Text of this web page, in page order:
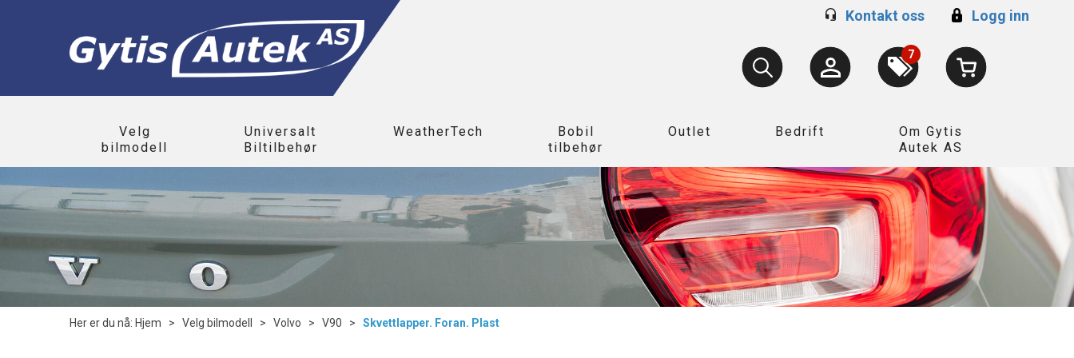
Kontakt oss Logg inn
7
Velg
bilmodell
Universalt
Biltilbehør
WeatherTech
Bobil
tilbehør
Outlet Bedrift
Om Gytis
Autek AS
Her er du nå: Hjem > Velg bilmodell > Volvo > V90 > Skvettlapper. Foran. Plast